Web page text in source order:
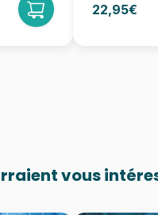
22,95€
vous